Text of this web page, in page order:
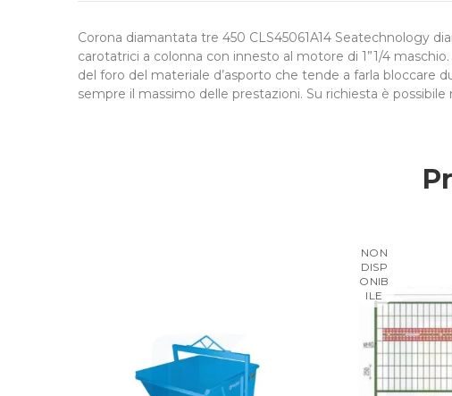
Corona diamantata tre 450 CLS45061A14 Seatechnology
carotatrici a colonna con innesto al motore di 1”1/4
del foro del materiale d’asporto che tende a farla bloccare
sempre il massimo delle prestazioni. Su richiesta è
NON
DISP
ONIB
ILE